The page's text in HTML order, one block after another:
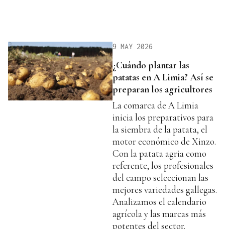
9 MAY 2026
¿Cuándo plantar las
patatas en A Limia? Así se
preparan los agricultores
La comarca de A Limia
inicia los preparativos para
la siembra de la patata, el
motor económico de Xinzo.
Con la patata agria como
referente, los profesionales
del campo seleccionan las
mejores variedades gallegas.
Analizamos el calendario
agrícola y las marcas más
potentes del sector.